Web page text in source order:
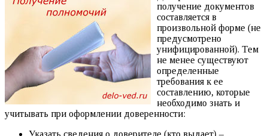
получение документов
составляется в
произвольной форме (не
предусмотрено
унифицированной). Тем
не менее существуют
определенные
требования к ее
составлению, которые
необходимо знать и
учитывать при оформлении доверенности:
Указать сведения о доверителе (кто выдает) –